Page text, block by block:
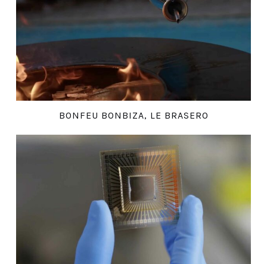
BONFEU BONBIZA, LE BRASERO